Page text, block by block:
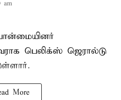
am
பெலிக்ஸ் ஜெரால்டு
More